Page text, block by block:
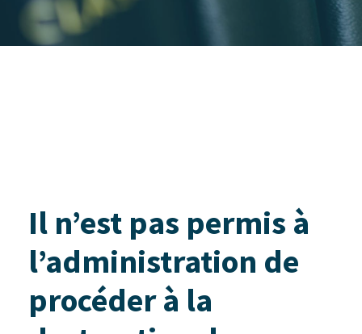
Il n’est pas permis à
l’administration de
procéder à la